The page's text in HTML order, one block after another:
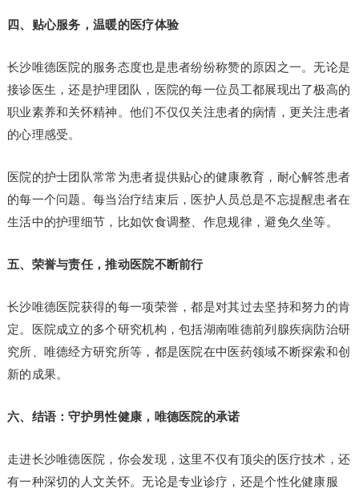
四、贴心服务，温暖的医疗体验
长沙唯德医院的服务态度也是患者纷纷称赞的原因之一。无论是
接诊医生，还是护理团队，医院的每一位员工都展现出了极高的
职业素养和关怀精神。他们不仅仅关注患者的病情，更关注患者
的心理感受。
医院的护士团队常常为患者提供贴心的健康教育，耐心解答患者
的每一个问题。每当治疗结束后，医护人员总是不忘提醒患者在
生活中的护理细节，比如饮食调整、作息规律，避免久坐等。
五、荣誉与责任，推动医院不断前行
长沙唯德医院获得的每一项荣誉，都是对其过去坚持和努力的肯
定。医院成立的多个研究机构，包括湖南唯德前列腺疾病防治研
究所、唯德经方研究所等，都是医院在中医药领域不断探索和创
新的成果。
六、结语：守护男性健康，唯德医院的承诺
走进长沙唯德医院，你会发现，这里不仅有顶尖的医疗技术，还
有一种深切的人文关怀。无论是专业诊疗，还是个性化健康服